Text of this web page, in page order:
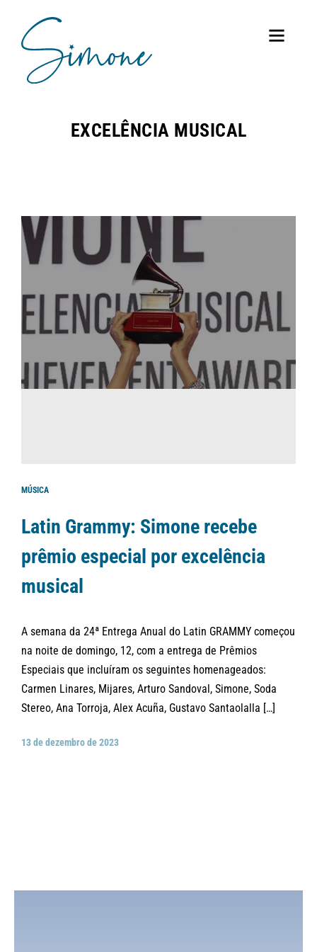
EXCELÊNCIA MUSICAL
MÚSICA
Latin Grammy: Simone recebe
prêmio especial por excelência
musical
A semana da 24ª Entrega Anual do Latin GRAMMY começou
na noite de domingo, 12, com a entrega de Prêmios
Especiais que incluíram os seguintes homenageados:
Carmen Linares, Mijares, Arturo Sandoval, Simone, Soda
Stereo, Ana Torroja, Alex Acuña, Gustavo Santaolalla […]
13 de dezembro de 2023